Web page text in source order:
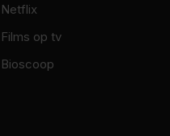
Netflix
Films op tv
Bioscoop